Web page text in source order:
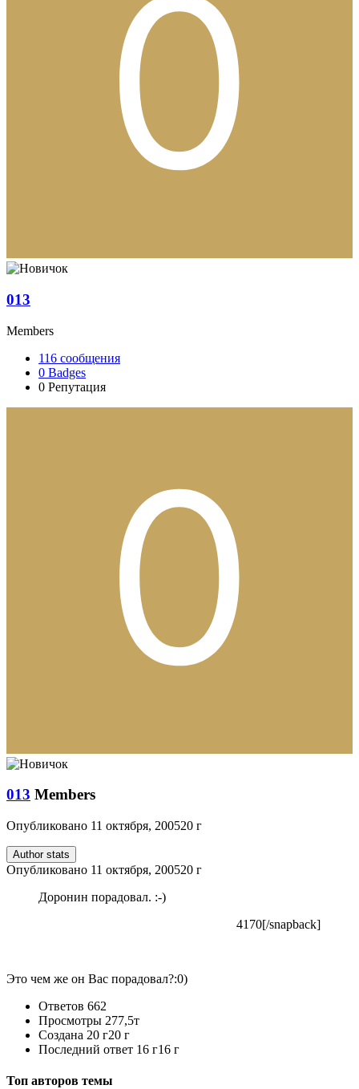
013
Members
116 сообщения
0 Badges
0 Репутация
013 Members
Опубликовано 11 октября, 200520 г
Author stats
Опубликовано 11 октября, 200520 г
Доронин порадовал. :-)
4170[/snapback]
Это чем же он Вас порадовал?:0)
Ответов 662
Просмотры 277,5т
Создана 20 г20 г
Последний ответ 16 г16 г
Топ авторов темы